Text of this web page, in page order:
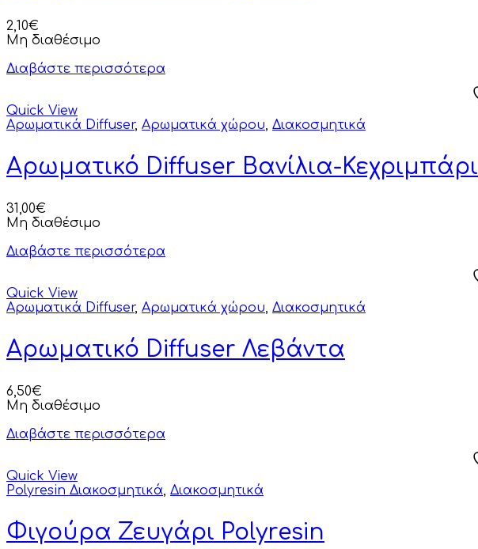
2,10€
Μη διαθέσιμο
Διαβάστε περισσότερα
Quick View
Αρωματικά Diffuser, Αρωματικά χώρου, Διακοσμητικά
Αρωματικό Diffuser Βανίλια-Κεχριμπάρι
31,00€
Μη διαθέσιμο
Διαβάστε περισσότερα
Quick View
Αρωματικά Diffuser, Αρωματικά χώρου, Διακοσμητικά
Αρωματικό Diffuser Λεβάντα
6,50€
Μη διαθέσιμο
Διαβάστε περισσότερα
Quick View
Polyresin Διακοσμητικά, Διακοσμητικά
Φιγούρα Ζευγάρι Polyresin